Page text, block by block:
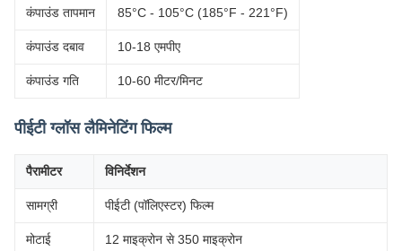
कंपाउंड तापमान 85°C - 105°C (185°F - 221°F)
कंपाउंड दबाव 10-18 एमपीए
कंपाउंड गति 10-60 मीटर/मिनट
पीईटी ग्लॉस लैमिनेटिंग फिल्म
पैरामीटर विनिर्देशन
सामग्री पीईटी (पॉलिएस्टर) फिल्म
मोटाई 12 माइक्रोन से 350 माइक्रोन